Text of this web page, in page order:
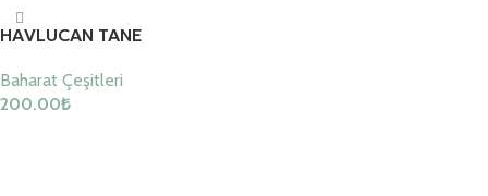
HAVLUCAN TANE
Baharat Çeşitleri
200.00₺